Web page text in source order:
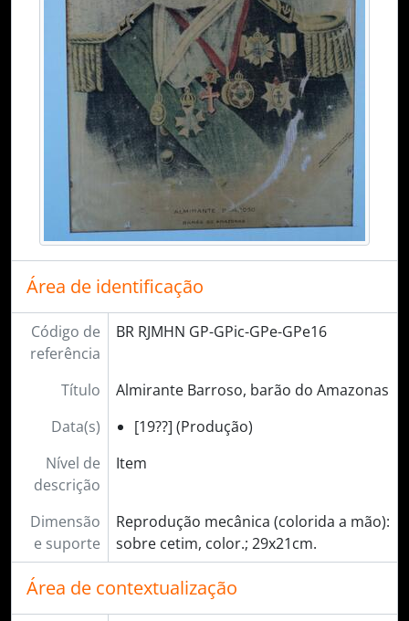
Área de identificação
Código de
referência
BR RJMHN GP-GPic-GPe-GPe16
Título
Almirante Barroso, barão do Amazonas
Data(s)
[19??] (Produção)
Nível de
descrição
Item
Dimensão
e suporte
Reprodução mecânica (colorida a mão):
sobre cetim, color.; 29x21cm.
Área de contextualização